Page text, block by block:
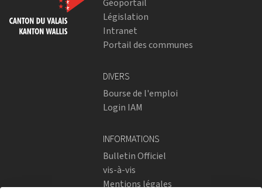
Géoportail
Législation
Intranet
Portail des communes
DIVERS
Bourse de l'emploi
Login IAM
INFORMATIONS
Bulletin Officiel
vis-à-vis
Mentions légales